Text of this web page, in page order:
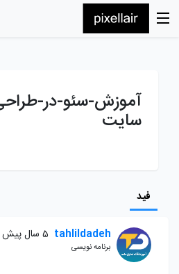
آموزش-سئو-در-
سایت
فید
tahlildadeh 5 سال پیش
برنامه نویسی